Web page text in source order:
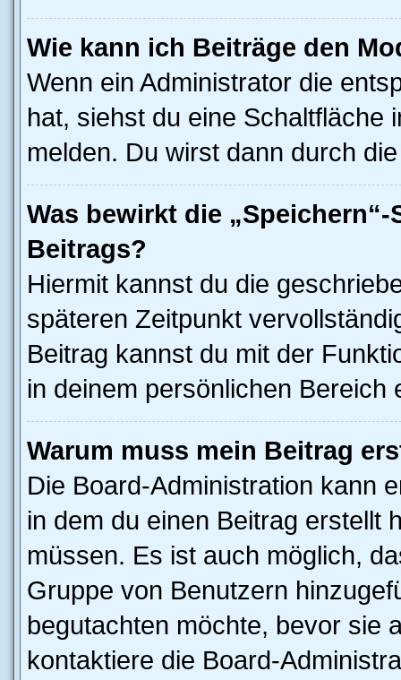
Wie kann ich Beiträge den
Wenn ein Administrator die
hat, siehst du eine Schaltfläche
melden. Du wirst dann durch
Was bewirkt die
Beitrags?
Hiermit kannst du die
späteren Zeitpunkt
Beitrag kannst du mit der
in deinem persönlichen Bereich
Warum muss mein Beitrag
Die Board-Administration kann
in dem du einen Beitrag erstellt
müssen. Es ist auch möglich,
Gruppe von Benutzern
begutachten möchte, bevor sie
kontaktiere die Board-